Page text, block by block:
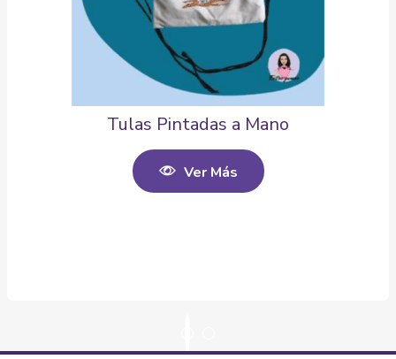
Tulas Pintadas a Mano
Ver Más